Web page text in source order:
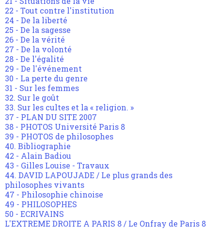
22 - Tout contre l'institution
24 - De la liberté
25 - De la sagesse
26 - De la vérité
27 - De la volonté
28 - De l'égalité
29 - De l'événement
30 - La perte du genre
31 - Sur les femmes
32. Sur le goût
33. Sur les cultes et la « religion. »
37 - PLAN DU SITE 2007
38 - PHOTOS Université Paris 8
39 - PHOTOS de philosophes
40. Bibliographie
42 - Alain Badiou
43 - Gilles Louise - Travaux
44. DAVID LAPOUJADE / Le plus grands des
philosophes vivants
47 - Philosophie chinoise
49 - PHILOSOPHES
50 - ECRIVAINS
L'EXTREME DROITE A PARIS 8 / Le Onfray de Paris 8